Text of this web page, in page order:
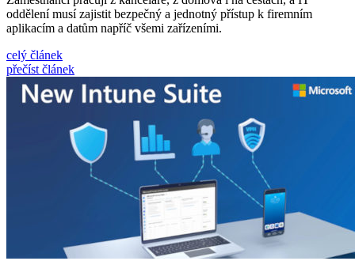
oddělení musí zajistit bezpečný a jednotný přístup k firemním
aplikacím a datům napříč všemi zařízeními.
celý článek
přečíst článek